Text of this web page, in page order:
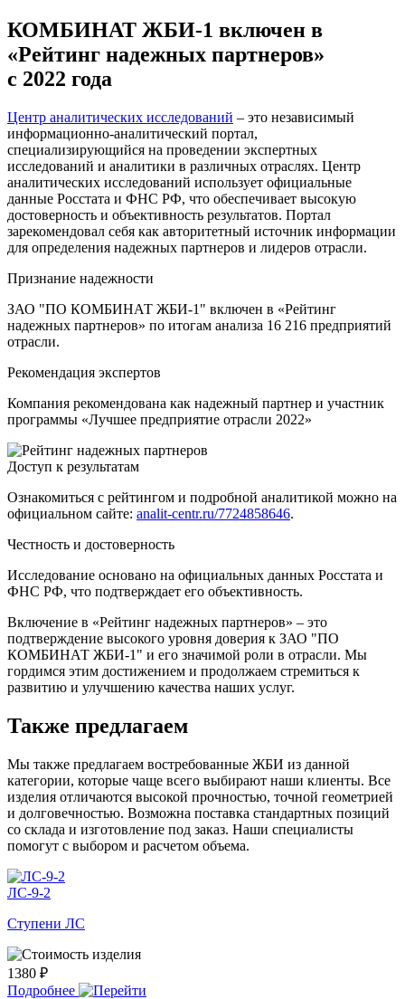
КОМБИНАТ ЖБИ-1 включен в
«Рейтинг надежных партнеров»
с 2022 года
Центр аналитических исследований – это независимый
информационно-аналитический портал,
специализирующийся на проведении экспертных
исследований и аналитики в различных отраслях. Центр
аналитических исследований использует официальные
данные Росстата и ФНС РФ, что обеспечивает высокую
достоверность и объективность результатов. Портал
зарекомендовал себя как авторитетный источник информации
для определения надежных партнеров и лидеров отрасли.
Признание надежности
ЗАО "ПО КОМБИНАТ ЖБИ-1" включен в «Рейтинг
надежных партнеров» по итогам анализа 16 216 предприятий
отрасли.
Рекомендация экспертов
Компания рекомендована как надежный партнер и участник
программы «Лучшее предприятие отрасли 2022»
Доступ к результатам
Ознакомиться с рейтингом и подробной аналитикой можно на
официальном сайте: analit-centr.ru/7724858646.
Честность и достоверность
Исследование основано на официальных данных Росстата и
ФНС РФ, что подтверждает его объективность.
Включение в «Рейтинг надежных партнеров» – это
подтверждение высокого уровня доверия к ЗАО "ПО
КОМБИНАТ ЖБИ-1" и его значимой роли в отрасли. Мы
гордимся этим достижением и продолжаем стремиться к
развитию и улучшению качества наших услуг.
Также предлагаем
Мы также предлагаем востребованные ЖБИ из данной
категории, которые чаще всего выбирают наши клиенты. Все
изделия отличаются высокой прочностью, точной геометрией
и долговечностью. Возможна поставка стандартных позиций
со склада и изготовление под заказ. Наши специалисты
помогут с выбором и расчетом объема.
ЛС-9-2
Ступени ЛС
1380 ₽
Подробнее